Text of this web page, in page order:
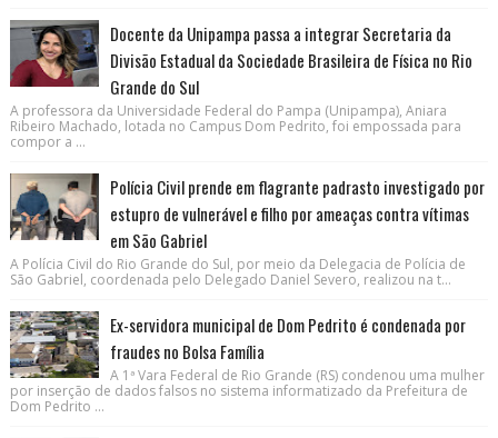
Docente da Unipampa passa a integrar Secretaria da
Divisão Estadual da Sociedade Brasileira de Física no Rio
Grande do Sul
A professora da Universidade Federal do Pampa (Unipampa), Aniara
Ribeiro Machado, lotada no Campus Dom Pedrito, foi empossada para
compor a ...
Polícia Civil prende em flagrante padrasto investigado por
estupro de vulnerável e filho por ameaças contra vítimas
em São Gabriel
A Polícia Civil do Rio Grande do Sul, por meio da Delegacia de Polícia de
São Gabriel, coordenada pelo Delegado Daniel Severo, realizou na t...
Ex-servidora municipal de Dom Pedrito é condenada por
fraudes no Bolsa Família
A 1ª Vara Federal de Rio Grande (RS) condenou uma mulher
por inserção de dados falsos no sistema informatizado da Prefeitura de
Dom Pedrito ...